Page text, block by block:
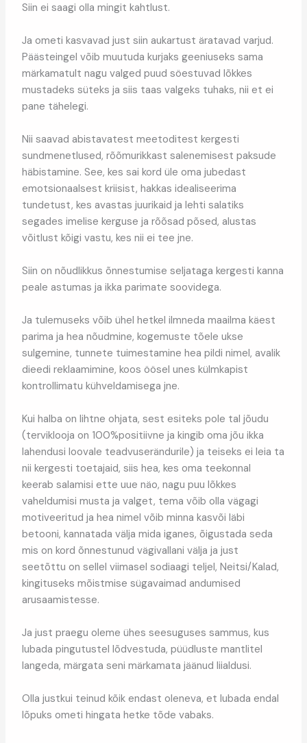
Siin ei saagi olla mingit kahtlust.
Ja ometi kasvavad just siin aukartust äratavad varjud.
Päästeingel võib muutuda kurjaks geeniuseks sama
märkamatult nagu valged puud söestuvad lõkkes
mustadeks süteks ja siis taas valgeks tuhaks, nii et ei
pane tähelegi.
Nii saavad abistavatest meetoditest kergesti
sundmenetlused, rõõmurikkast salenemisest paksude
häbistamine. See, kes sai kord üle oma jubedast
emotsionaalsest kriisist, hakkas idealiseerima
tundetust, kes avastas juurikaid ja lehti salatiks
segades imelise kerguse ja rõõsad põsed, alustas
võitlust kõigi vastu, kes nii ei tee jne.
Siin on nõudlikkus õnnestumise seljataga kergesti kanna
peale astumas ja ikka parimate soovidega.
Ja tulemuseks võib ühel hetkel ilmneda maailma käest
parima ja hea nõudmine, kogemuste tõele ukse
sulgemine, tunnete tuimestamine hea pildi nimel, avalik
dieedi reklaamimine, koos öösel unes külmkapist
kontrollimatu kühveldamisega jne.
Kui halba on lihtne ohjata, sest esiteks pole tal jõudu
(terviklooja on 100%positiivne ja kingib oma jõu ikka
lahendusi loovale teadvuserändurile) ja teiseks ei leia ta
nii kergesti toetajaid, siis hea, kes oma teekonnal
keerab salamisi ette uue näo, nagu puu lõkkes
vaheldumisi musta ja valget, tema võib olla vägagi
motiveeritud ja hea nimel võib minna kasvõi läbi
betooni, kannatada välja mida iganes, õigustada seda
mis on kord õnnestunud vägivallani välja ja just
seetõttu on sellel viimasel sodiaagi teljel, Neitsi/Kalad,
kingituseks mõistmise sügavaimad andumised
arusaamistesse.
Ja just praegu oleme ühes seesuguses sammus, kus
lubada pingutustel lõdvestuda, püüdluste mantlitel
langeda, märgata seni märkamata jäänud liialdusi.
Olla justkui teinud kõik endast oleneva, et lubada endal
lõpuks ometi hingata hetke tõde vabaks.